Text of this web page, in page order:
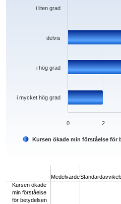
Kursen ökade min förståelse
i mycket hög grad
i hög grad
delvis
i liten grad
0 2
Medelvärde
Kursen ökade
min förståelse
för betydelsen